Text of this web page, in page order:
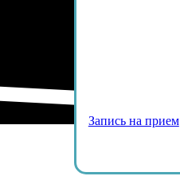
Запись на прием